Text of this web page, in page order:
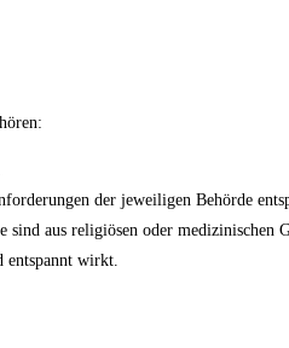
der jeweiligen Behörde
sind aus religiösen oder medizinischen
entspannt wirkt.